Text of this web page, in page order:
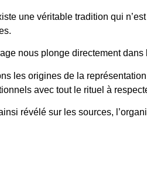
une véritable tradition qui
nous plonge directement dans
les origines de la
avec tout le rituel à
révélé sur les sources,